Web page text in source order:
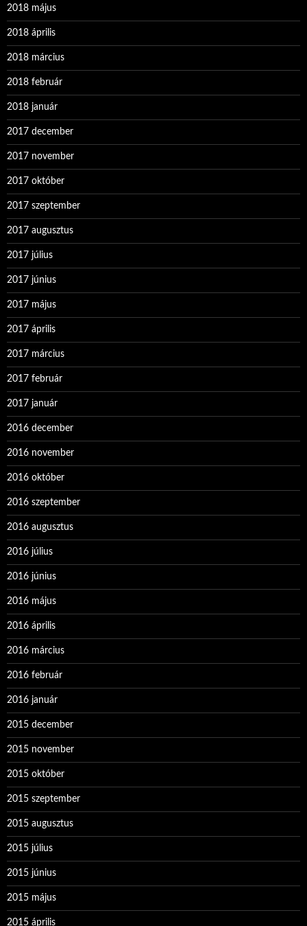
2018 május
2018 április
2018 március
2018 február
2018 január
2017 december
2017 november
2017 október
2017 szeptember
2017 augusztus
2017 július
2017 június
2017 május
2017 április
2017 március
2017 február
2017 január
2016 december
2016 november
2016 október
2016 szeptember
2016 augusztus
2016 július
2016 június
2016 május
2016 április
2016 március
2016 február
2016 január
2015 december
2015 november
2015 október
2015 szeptember
2015 augusztus
2015 július
2015 június
2015 május
2015 április